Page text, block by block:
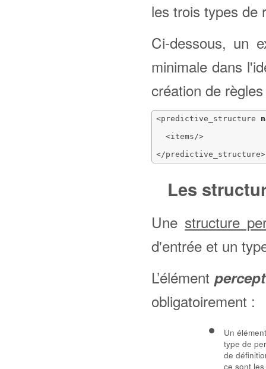
les trois types de
Ci-dessous, un
minimale dans
création de
<predictive_structure
<items/>
</predictive_structure>
Les
Une structure
d'entrée et un
L’élément
obligatoirement :
Un
type de
de
ce sont